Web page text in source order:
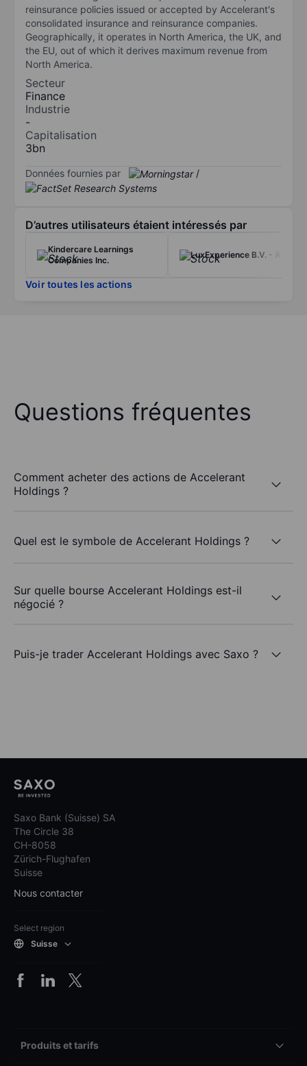
reinsurance policies issued or accepted by Accelerant's
consolidated insurance and reinsurance companies.
Geographically, it operates in North America, the UK, and
the EU, out of which it derives maximum revenue from
North America.
Secteur
Finance
Industrie
-
Capitalisation
3bn
Données fournies par /
D’autres utilisateurs étaient intéressés par
Kindercare Learnings
Companies Inc.
LuxExperience B.V. - ADR
Voir toutes les actions
Questions fréquentes
Comment acheter des actions de Accelerant
Holdings ?
Quel est le symbole de Accelerant Holdings ?
Sur quelle bourse Accelerant Holdings est-il
négocié ?
Puis-je trader Accelerant Holdings avec Saxo ?
Saxo Bank (Suisse) SA
The Circle 38
CH-8058
Zürich-Flughafen
Suisse
Nous contacter
Select region
Suisse
Produits et tarifs